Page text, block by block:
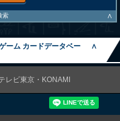
索 ∧
ーム カードデータベー
∧
レビ東京・KONAMI